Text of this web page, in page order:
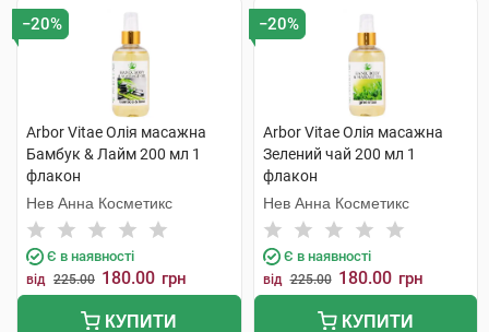
−20%
Arbor Vitae Олія масажна
Бамбук & Лайм 200 мл 1
флакон
Нев Анна Косметикс
Є в наявності
від 225.00 180.00 грн
КУПИТИ
−20%
Arbor Vitae Олія масажна
Зелений чай 200 мл 1
флакон
Нев Анна Косметикс
Є в наявності
від 225.00 180.00 грн
КУПИТИ